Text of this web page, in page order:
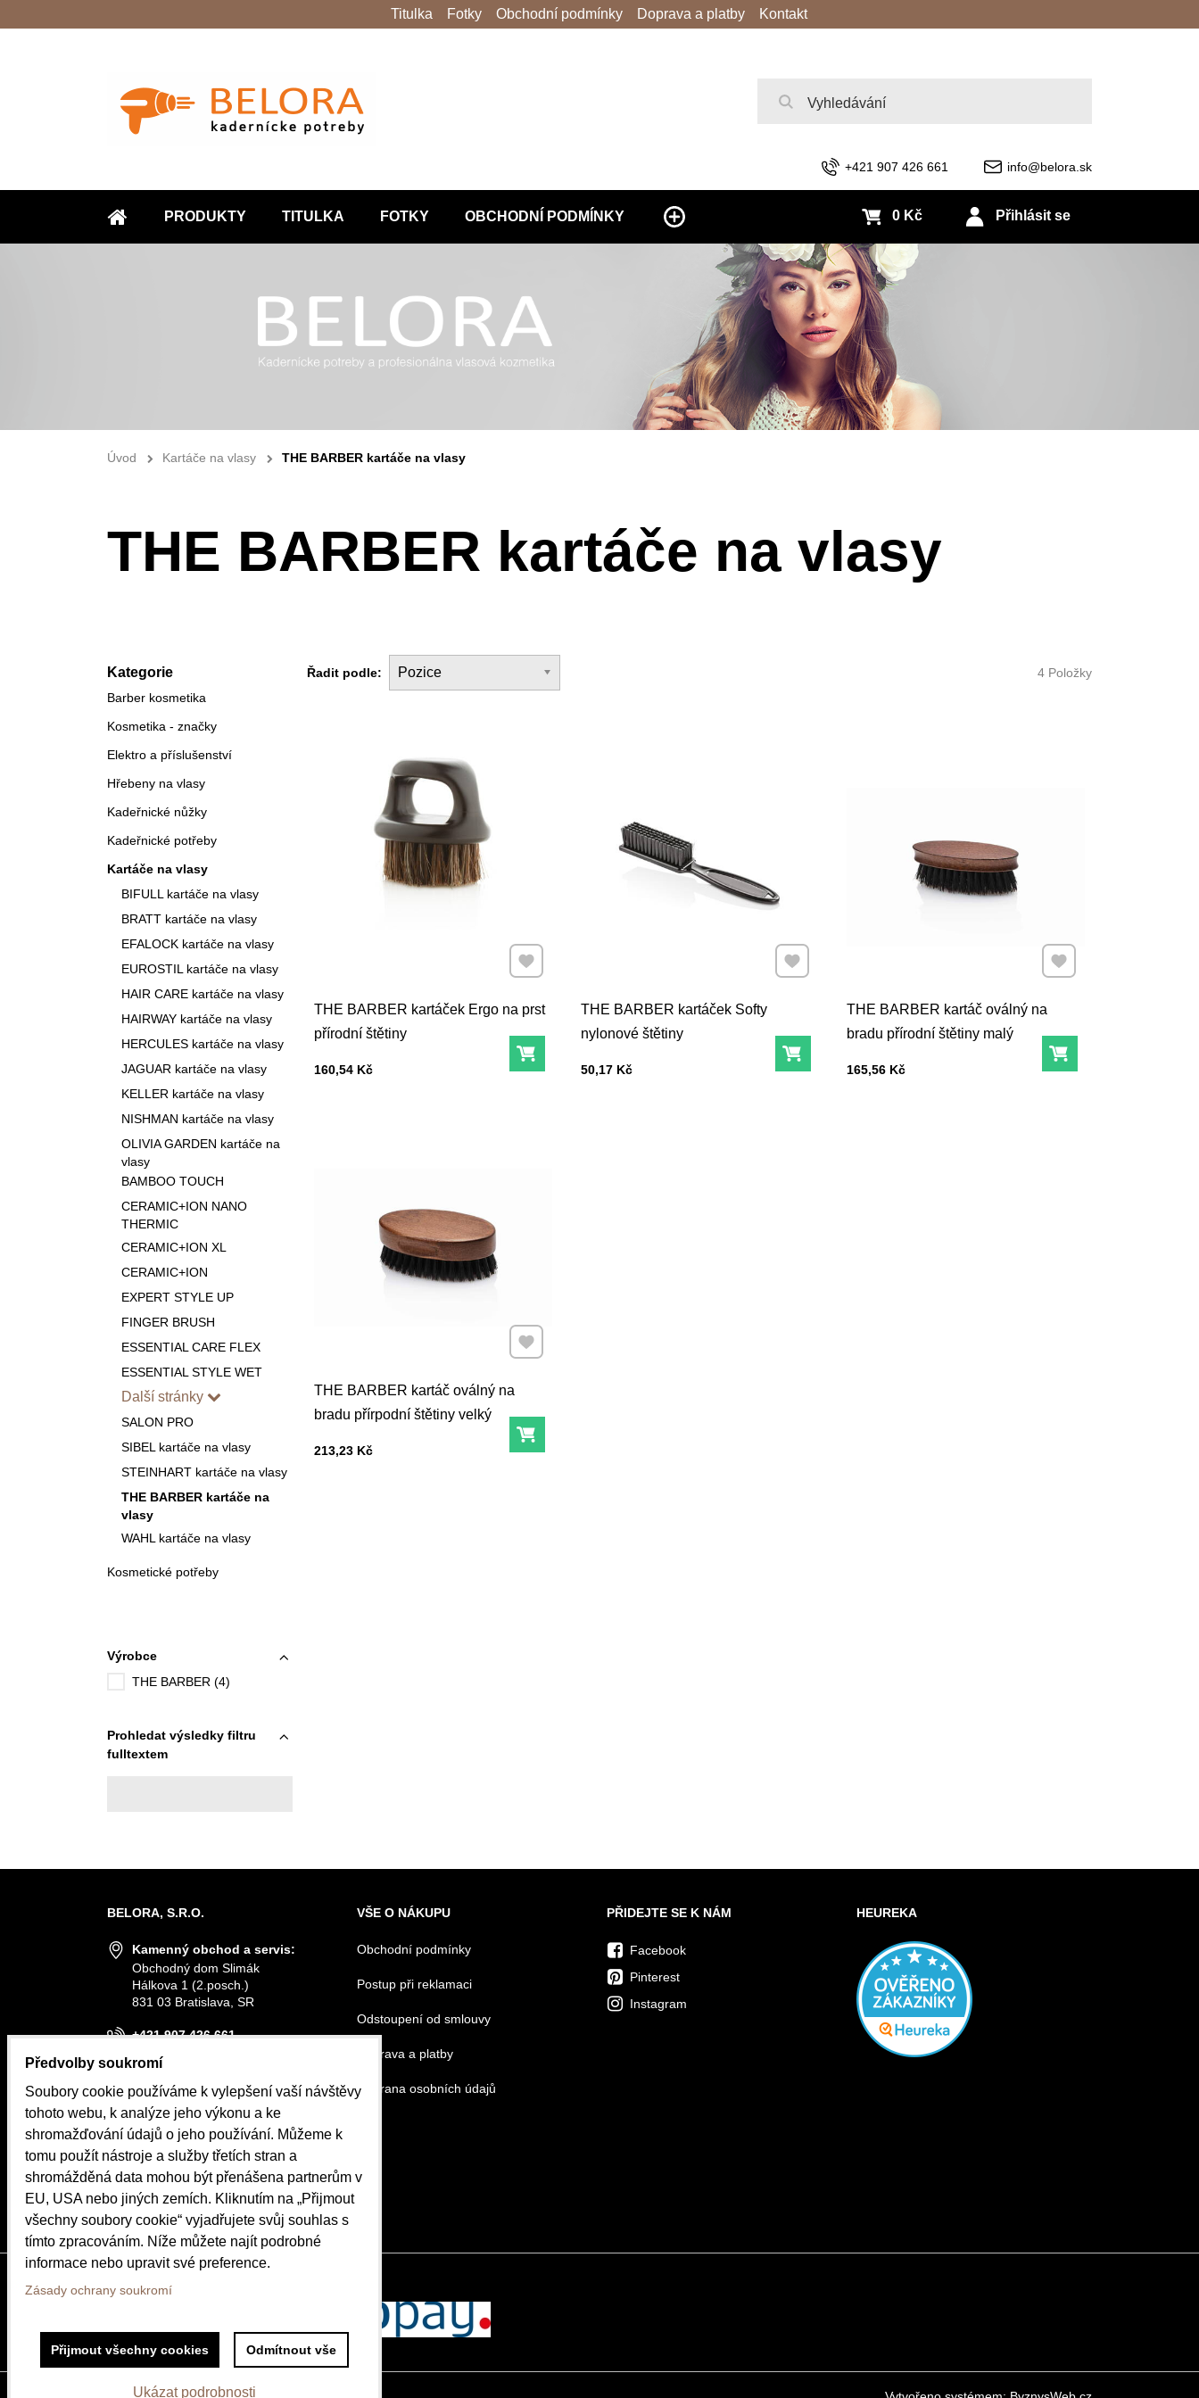
ÚVOD
PRODUKTY TITULKA FOTKY OBCHODNÍ PODMÍNKY
+421 907 426 661 info@belora.sk
Přihlásit se
0 Kč
Titulka Fotky Obchodní podmínky Doprava a platby Kontakt
Úvod Kartáče na vlasy THE BARBER kartáče na vlasy
THE BARBER kartáče na vlasy
Řadit podle: Pozice 4 Položky
THE BARBER kartáček Ergo na prst
přírodní štětiny
Cena s DPH
160,54 Kč Do košíku
Přidat k Oblíbeným
THE BARBER kartáček Softy
nylonové štětiny
Cena s DPH
50,17 Kč Do košíku
Přidat k Oblíbeným
THE BARBER kartáč oválný na
bradu přírodní štětiny malý
Cena s DPH
165,56 Kč Do košíku
Přidat k Oblíbeným
THE BARBER kartáč oválný na
bradu přírpodní štětiny velký
Cena s DPH
213,23 Kč Do košíku
Přidat k Oblíbeným
Kategorie
Barber kosmetika
Kosmetika - značky
Elektro a příslušenství
Hřebeny na vlasy
Kadeřnické nůžky
Kadeřnické potřeby
Kartáče na vlasy
BIFULL kartáče na vlasy
BRATT kartáče na vlasy
EFALOCK kartáče na vlasy
EUROSTIL kartáče na vlasy
HAIR CARE kartáče na vlasy
HAIRWAY kartáče na vlasy
HERCULES kartáče na vlasy
JAGUAR kartáče na vlasy
KELLER kartáče na vlasy
NISHMAN kartáče na vlasy
OLIVIA GARDEN kartáče na
vlasy
BAMBOO TOUCH
CERAMIC+ION NANO
THERMIC
CERAMIC+ION XL
CERAMIC+ION
EXPERT STYLE UP
FINGER BRUSH
ESSENTIAL CARE FLEX
ESSENTIAL STYLE WET
Další stránky
SALON PRO
SIBEL kartáče na vlasy
STEINHART kartáče na vlasy
THE BARBER kartáče na
vlasy
WAHL kartáče na vlasy
Kosmetické potřeby
Výrobce
THE BARBER (4)
Prohledat výsledky filtru
fulltextem
BELORA, S.R.O.
Kamenný obchod a servis:
Obchodný dom Slimák
Hálkova 1 (2.posch.)
831 03 Bratislava, SR
+421 907 426 661
info@belora.sk
Otevírací hodiny
Pondělí-Středa 8.30-16.00
Čtvrtek-Pátek 8.30-15.00
OBJEDNÁVKY
Stav objednávky
VŠE O NÁKUPU
Obchodní podmínky
Postup při reklamaci
Odstoupení od smlouvy
Doprava a platby
Ochrana osobních údajů
PŘIDEJTE SE K NÁM
Facebook
Pinterest
Instagram
HEUREKA
Předvolby soukromí
Soubory cookie používáme k vylepšení vaší návštěvy
tohoto webu, k analýze jeho výkonu a ke
shromažďování údajů o jeho používání. Můžeme k
tomu použít nástroje a služby třetích stran a
shromážděná data mohou být přenášena partnerům v
EU, USA nebo jiných zemích. Kliknutím na „Přijmout
všechny soubory cookie“ vyjadřujete svůj souhlas s
tímto zpracováním. Níže můžete najít podrobné
informace nebo upravit své preference.
Zásady ochrany soukromí
Ukázat podrobnosti
Přijmout všechny cookies Odmítnout vše